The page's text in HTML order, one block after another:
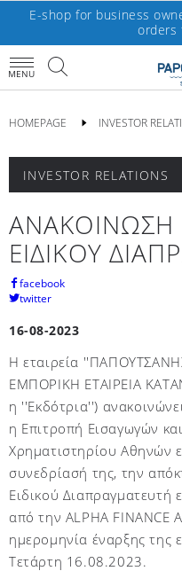
E-shop for business
orders
MENU
HOMEPAGE INVESTOR
INVESTOR RELATIONS
ΑΝΑΚΟΙΝΩΣΗ
ΕΙΔΙΚΟΥ
facebook
twitter
16-08-2023
H εταιρεία
ΕΜΠΟΡΙΚΗ ΕΤΑΙΡΕΙΑ
η ''Εκδότρια'')
η Επιτροπή Εισαγωγών
Χρηματιστηρίου Αθηνών
συνεδρίασή της, την
Ειδικού Διαπραγματευτή
από την ALPHA FINANCE
ημερομηνία έναρξης της
Τετάρτη 16.08.2023.